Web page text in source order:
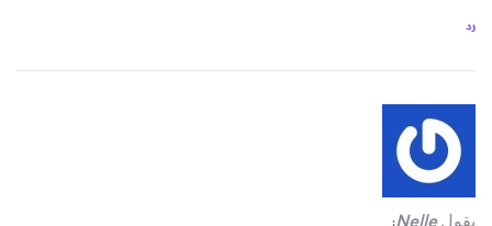
رد
يقول Nelle